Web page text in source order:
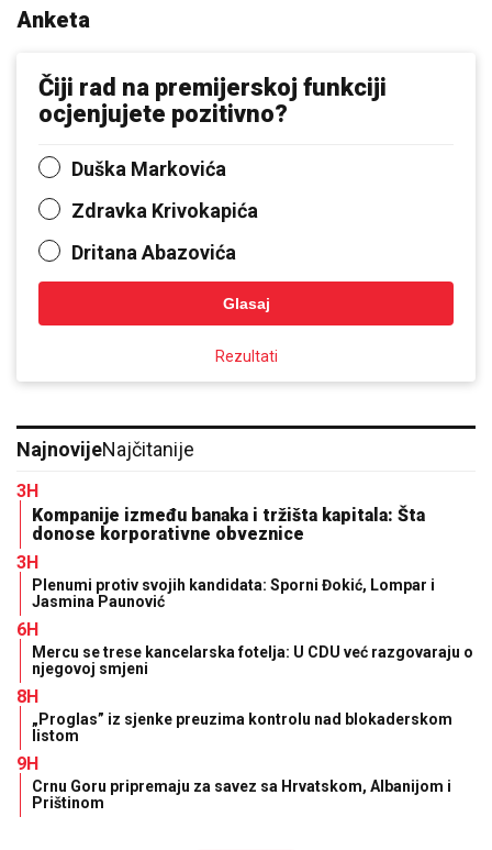
Anketa
Čiji rad na premijerskoj funkciji
ocjenjujete pozitivno?
Duška Markovića
Zdravka Krivokapića
Dritana Abazovića
Glasaj
Rezultati
NajnovijeNajčitanije
3H
Kompanije između banaka i tržišta kapitala: Šta
donose korporativne obveznice
3H
Plenumi protiv svojih kandidata: Sporni Đokić, Lompar i
Jasmina Paunović
6H
Mercu se trese kancelarska fotelja: U CDU već razgovaraju o
njegovoj smjeni
8H
„Proglas” iz sjenke preuzima kontrolu nad blokaderskom
listom
9H
Crnu Goru pripremaju za savez sa Hrvatskom, Albanijom i
Prištinom